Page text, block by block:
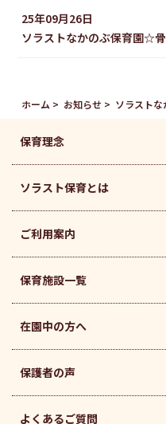
25年09月26日
ソラストなかのぶ保育園☆
ホーム お知らせ ソラスト
保育理念
ソラスト保育とは
ご利用案内
保育施設一覧
在園中の方へ
保護者の声
よくあるご質問